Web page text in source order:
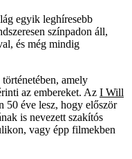
egyik leghíresebb
színpadon áll,
és még mindig
amely
az embereket. Az I Will
50 éve lesz, hogy először
is nevezett szakítós
vagy épp filmekben